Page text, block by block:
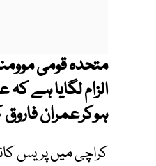
متحدہ قومی
الزام لگایا ہے
ہوکرعمران
کراچی میں پریس